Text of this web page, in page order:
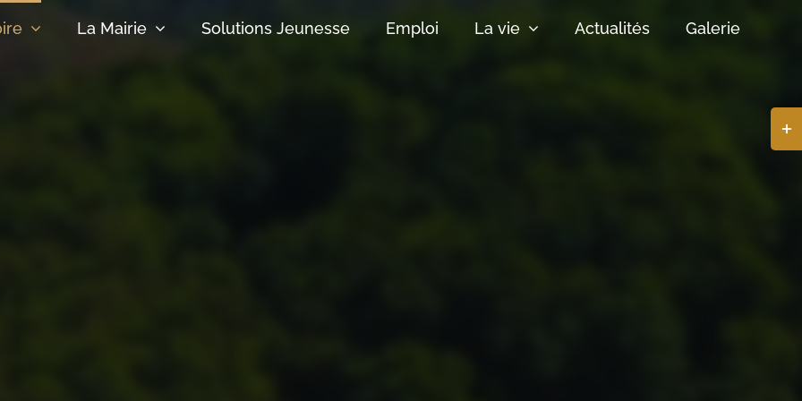
La Mairie Solutions Jeunesse Emploi La vie Actualités Galerie
de